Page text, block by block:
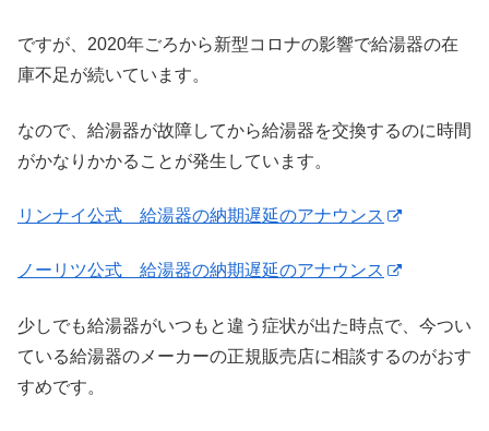
ですが、2020年ごろから新型コロナの影響で給湯器の在
庫不足が続いています。
なので、給湯器が故障してから給湯器を交換するのに時間
がかなりかかることが発生しています。
リンナイ公式 給湯器の納期遅延のアナウンス
ノーリツ公式 給湯器の納期遅延のアナウンス
少しでも給湯器がいつもと違う症状が出た時点で、今つい
ている給湯器のメーカーの正規販売店に相談するのがおす
すめです。